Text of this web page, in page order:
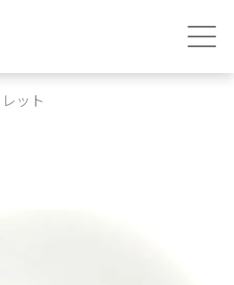
ット